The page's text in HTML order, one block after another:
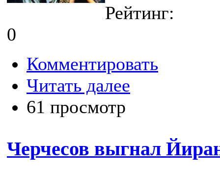
Рейтинг:
0
Комментировать
Читать далее
61 просмотр
Черчесов выгнал